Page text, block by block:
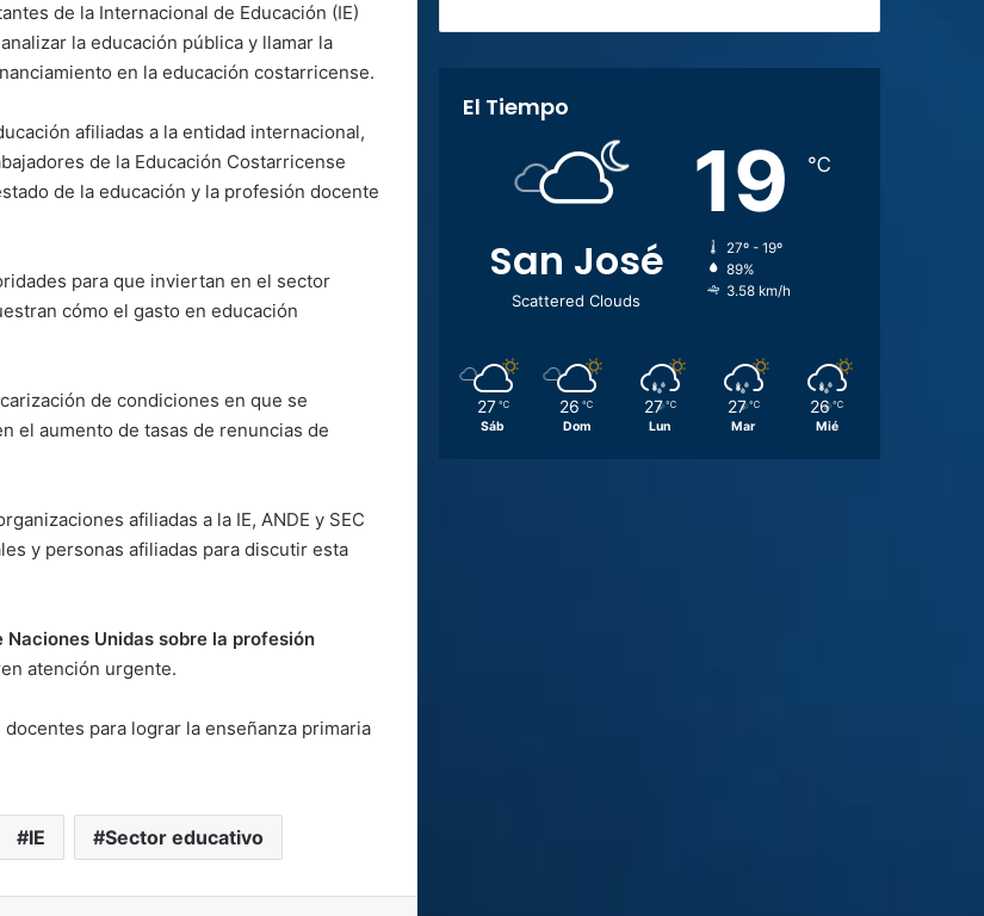
de la Internacional de Educación (IE)
la educación pública y llamar la
en la educación costarricense.
afiliadas a la entidad internacional,
de la Educación Costarricense
de la educación y la profesión docente
para que inviertan en el sector
cómo el gasto en educación
de condiciones en que se
el aumento de tasas de renuncias de
afiliadas a la IE, ANDE y SEC
y personas afiliadas para discutir esta
Naciones Unidas sobre la profesión
atención urgente.
para lograr la enseñanza primaria
IE Sector educativo
El Tiempo
San José
Scattered Clouds
19 ℃
27º - 19º
89%
3.58 km/h
27 ℃
Sáb
26 ℃
Dom
27 ℃
Lun
27 ℃
Mar
26 ℃
Mié